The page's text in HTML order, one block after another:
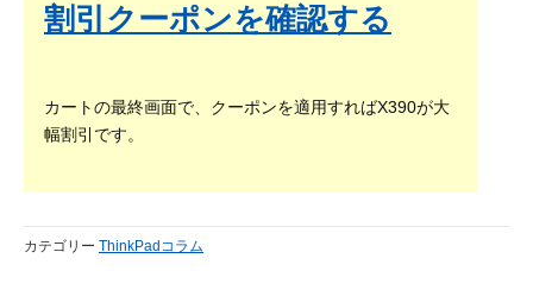
割引クーポンを確認する
カートの最終画面で、クーポンを適用すればX390が大
幅割引です。
カテゴリー ThinkPadコラム